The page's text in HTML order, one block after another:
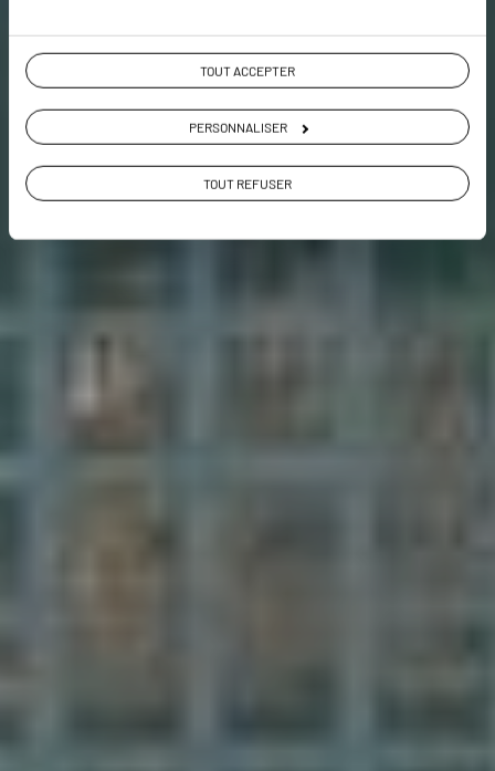
TOUT ACCEPTER
PERSONNALISER
TOUT REFUSER
VOIR LA GALERIE PHOTOS